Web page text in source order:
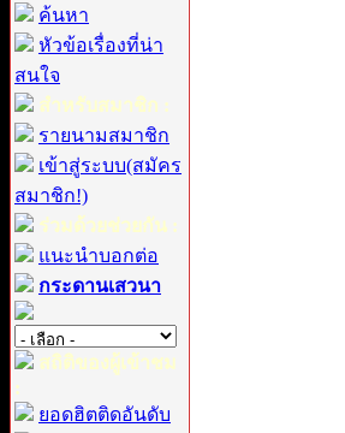
ค้นหา
หัวข้อเรื่องที่น่า
สนใจ
สำหรับสมาชิก :
รายนามสมาชิก
เข้าสู่ระบบ(สมัคร
สมาชิก!)
ร่วมด้วยช่วยกัน :
แนะนำบอกต่อ
กระดานเสวนา
สถิติของผู้เข้าชม
:
ยอดฮิตติดอันดับ